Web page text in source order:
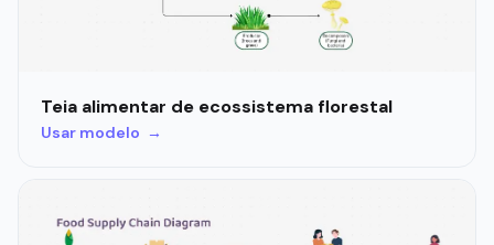
Teia alimentar de ecossistema florestal
Usar modelo →